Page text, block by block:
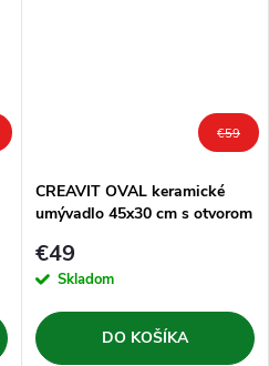
€59
CREAVIT OVAL keramické
umývadlo 45x30 cm s otvorom
€49
Skladom
DO KOŠÍKA